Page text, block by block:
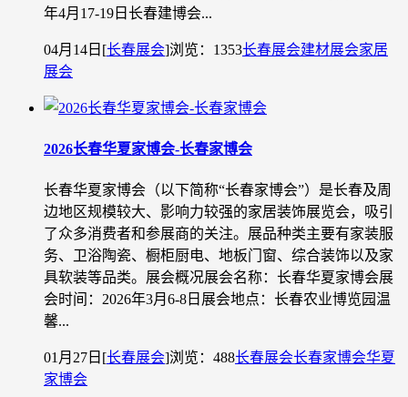
年4月17-19日长春建博会...
04月14日 [长春展会]浏览：1353长春展会建材展会家居
展会
2026长春华夏家博会-长春家博会
长春华夏家博会（以下简称“长春家博会”）是长春及周
边地区规模较大、影响力较强的家居装饰展览会，吸引
了众多消费者和参展商的关注。展品种类主要有家装服
务、卫浴陶瓷、橱柜厨电、地板门窗、综合装饰以及家
具软装等品类。展会概况展会名称：长春华夏家博会展
会时间：2026年3月6-8日展会地点：长春农业博览园温
馨...
01月27日 [长春展会]浏览：488长春展会长春家博会华夏
家博会